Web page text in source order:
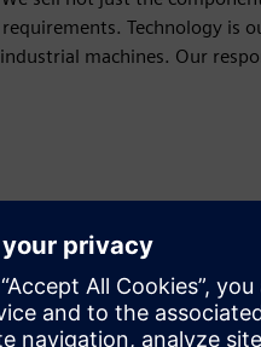
Technology is
machines. Our
ja digitaalse toega HW